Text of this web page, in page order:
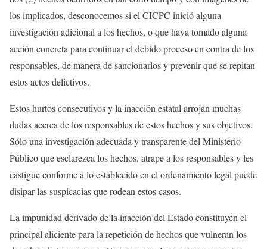
los implicados, desconocemos si el CICPC inició alguna
investigación adicional a los hechos, o que haya tomado alguna
acción concreta para continuar el debido proceso en contra de los
responsables, de manera de sancionarlos y prevenir que se repitan
estos actos delictivos.
Estos hurtos consecutivos y la inacción estatal arrojan muchas
dudas acerca de los responsables de estos hechos y sus objetivos.
Sólo una investigación adecuada y transparente del Ministerio
Público que esclarezca los hechos, atrape a los responsables y les
castigue conforme a lo establecido en el ordenamiento legal puede
disipar las suspicacias que rodean estos casos.
La impunidad derivado de la inacción del Estado constituyen el
principal aliciente para la repetición de hechos que vulneran los